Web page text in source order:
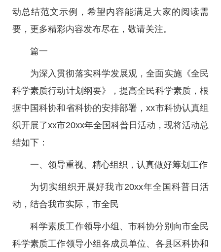
动总结范文示例，希望内容能满足大家的阅读需
要，更多精彩内容发布尽在，敬请关注。
篇一
为深入贯彻落实科学发展观，全面实施《全民
科学素质行动计划纲要》，提高全民科学素质，根
据中国科协和省科协的安排部署，xx市科协认真组
织开展了xx市20xx年全国科普日活动，现将活动总
结如下：
一、领导重视、精心组织，认真做好筹划工作
为切实组织开展好我市20xx年全国科普日活
动，结合我市实际，市全民
科学素质工作领导小组、市科协分别向市全民
科学素质工作领导小组各成员单位、各县区科协和